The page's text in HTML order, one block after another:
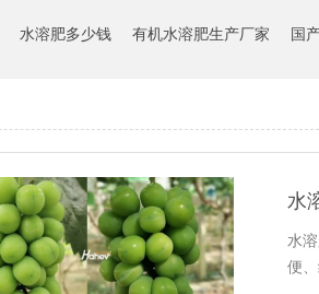
水溶肥多少钱 有机水溶肥生产厂家 国
水
水
便